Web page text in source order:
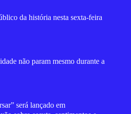
da história nesta sexta-feira
não param mesmo durante a
será lançado em